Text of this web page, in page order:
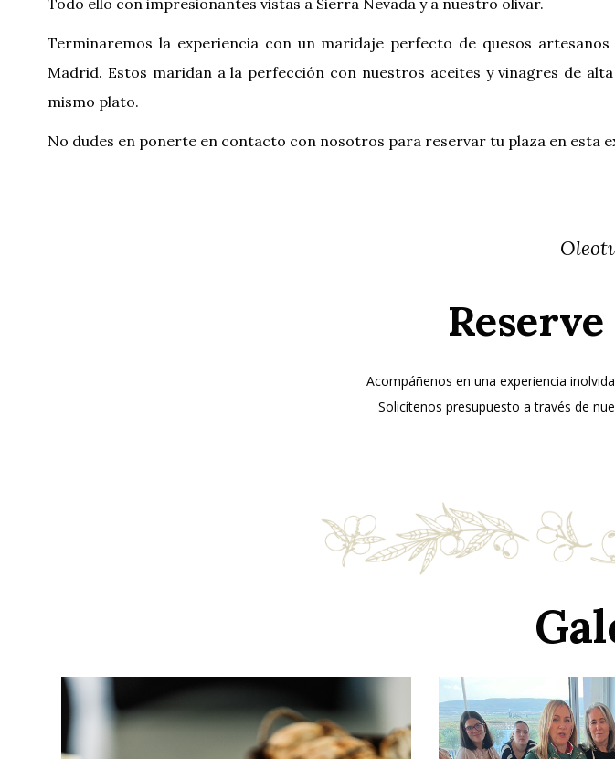
Terminaremos la experiencia con un maridaje perfecto de quesos
Madrid. Estos maridan a la perfección con nuestros aceites y vinagres de
mismo plato.
No dudes en ponerte en contacto con nosotros para reservar tu plaza en esta
Acompáñenos en una experiencia
Solicítenos presupuesto a través de